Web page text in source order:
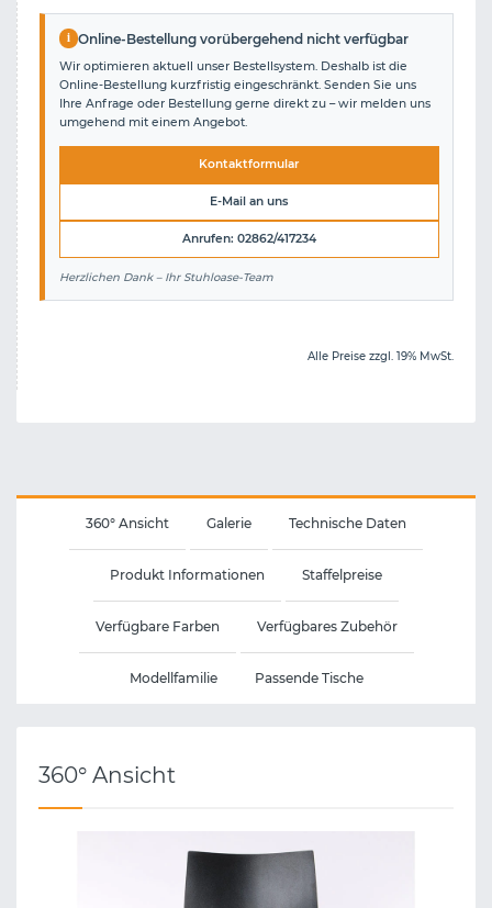
i Online-Bestellung vorübergehend nicht verfügbar
Wir optimieren aktuell unser Bestellsystem. Deshalb ist die
Online-Bestellung kurzfristig eingeschränkt. Senden Sie uns
Ihre Anfrage oder Bestellung gerne direkt zu – wir melden uns
umgehend mit einem Angebot.
Kontaktformular
E-Mail an uns
Anrufen: 02862/417234
Herzlichen Dank – Ihr Stuhloase-Team
Alle Preise zzgl. 19% MwSt.
360° Ansicht Galerie Technische Daten
Produkt Informationen Staffelpreise
Verfügbare Farben Verfügbares Zubehör
Modellfamilie Passende Tische
360° Ansicht